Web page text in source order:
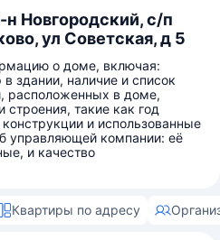
н Новгородский, с/п
ул Советская, д 5
о доме, включая:
здании, наличие и список
расположенных в доме,
строения, такие как год
и использованные
управляющей компании: её
и качество
Квартиры по адресу